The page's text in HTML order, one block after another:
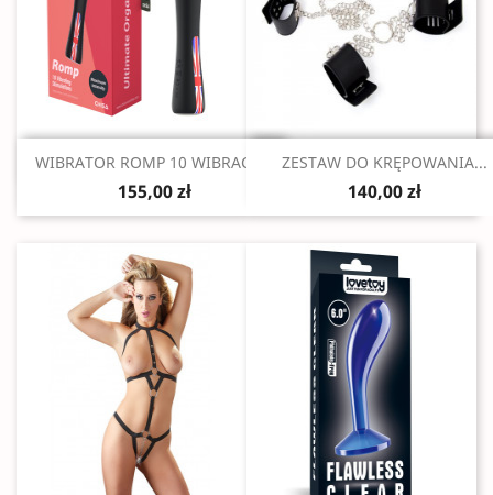
Szybki podgląd
WIBRATOR ROMP 10 WIBRACJI...
155,00 zł
Szybki podgląd
ZESTAW DO KRĘPOWANIA...
140,00 zł